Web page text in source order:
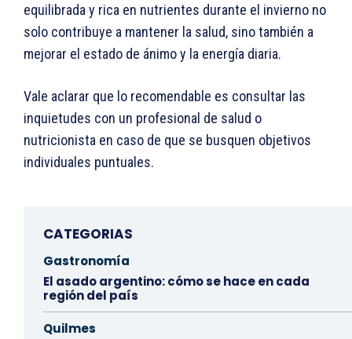
equilibrada y rica en nutrientes durante el invierno no
solo contribuye a mantener la salud, sino también a
mejorar el estado de ánimo y la energía diaria.
Vale aclarar que lo recomendable es consultar las
inquietudes con un profesional de salud o
nutricionista en caso de que se busquen objetivos
individuales puntuales.
CATEGORIAS
Gastronomía
El asado argentino: cómo se hace en cada
región del país
Quilmes